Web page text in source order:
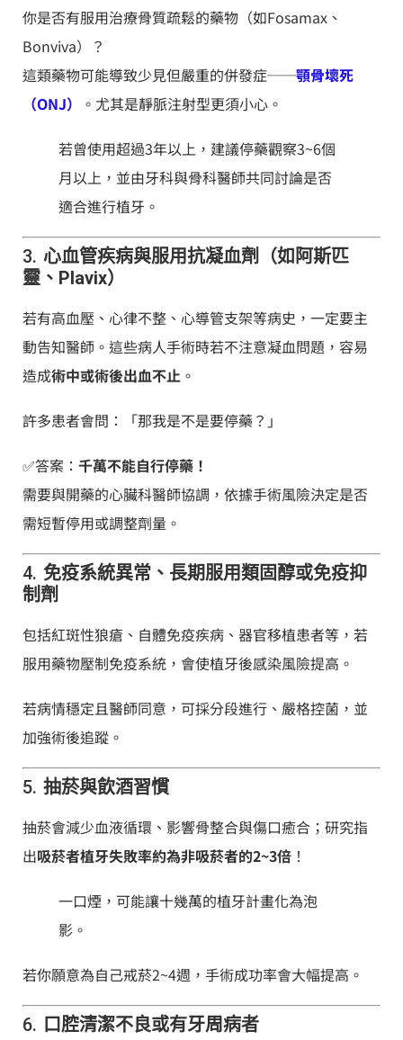
你是否有服用治療骨質疏鬆的藥物（如Fosamax、
Bonviva）？
這類藥物可能導致少見但嚴重的併發症──顎骨壞死
（ONJ）
。尤其是靜脈注射型更須小心。
若曾使用超過3年以上，建議停藥觀察3~6個
月以上，並由牙科與骨科醫師共同討論是否
適合進行植牙。
3. 心血管疾病與服用抗凝血劑（如阿斯匹
靈、Plavix）
若有高血壓、心律不整、心導管支架等病史，一定要主
動告知醫師。這些病人手術時若不注意凝血問題，容易
造成術中或術後出血不止 。
許多患者會問：「那我是不是要停藥？」
✅答案： 千萬不能自行停藥！
需要與開藥的心臟科醫師協調，依據手術風險決定是否
需短暫停用或調整劑量。
4. 免疫系統異常、長期服用類固醇或免疫抑
制劑
包括紅斑性狼瘡、自體免疫疾病、器官移植患者等，若
服用藥物壓制免疫系統，會使植牙後感染風險提高。
若病情穩定且醫師同意，可採分段進行、嚴格控菌，並
加強術後追蹤。
5. 抽菸與飲酒習慣
抽菸會減少血液循環、影響骨整合與傷口癒合；研究指
出吸菸者植牙失敗率約為非吸菸者的2~3倍 ！
一口煙，可能讓十幾萬的植牙計畫化為泡
影。
若你願意為自己戒菸2~4週，手術成功率會大幅提高。
6. 口腔清潔不良或有牙周病者